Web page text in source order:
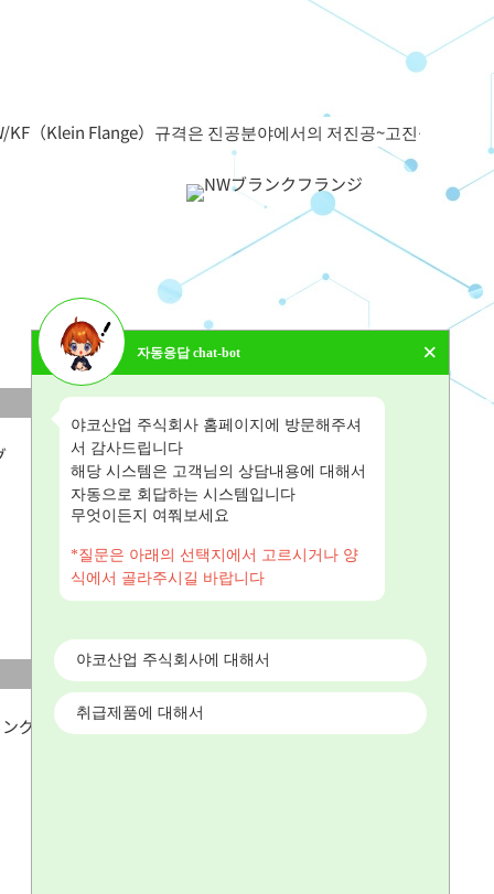
Flange）규격은 진공분야에서의 저진공~고진공영역세서 사
Blank Flange
Outer Ling OZ
자동응답 chat-bot ×
야코산업 주식회사 홈페이지에 방문해주셔
서 감사드립니다
해당 시스템은 고객님의 상담내용에 대해서
자동으로 회답하는 시스템입니다
무엇이든지 여쭤보세요
*질문은 아래의 선택지에서 고르시거나 양
식에서 골라주시길 바랍니다
야코산업 주식회사에 대해서
취급제품에 대해서